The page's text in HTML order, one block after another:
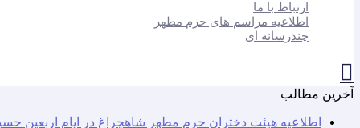
ارتباط با ما
اطلاعیه مراسم های حرم مطهر
چندرسانه ای
آخرین مطالب
اطلاعیه هیئت دختران حرم مطهر شاهچراغ در ایام اربعین